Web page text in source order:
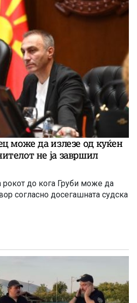
може да излезе од куќен
не ја завршил
рокот до кога Груби може да
согласно досегашната судска